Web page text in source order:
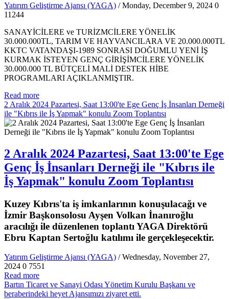
Yatırım Geliştirme Ajansı (YAGA) / Monday, December 9, 2024 0
11244
SANAYİCİLERE ve TURİZMCİLERE YÖNELİK
30.000.000TL, TARIM VE HAYVANCILARA VE 20.000.000TL
KKTC VATANDAŞI-1989 SONRASI DOĞUMLU YENİ İŞ
KURMAK İSTEYEN GENÇ GİRİŞİMCİLERE YÖNELİK
30.000.000 TL BÜTÇELİ MALİ DESTEK HİBE
PROGRAMLARI AÇIKLANMIŞTIR.
Read more
2 Aralık 2024 Pazartesi, Saat 13:00'te Ege Genç İş İnsanları Derneği
ile "Kıbrıs ile İş Yapmak" konulu Zoom Toplantısı
2 Aralık 2024 Pazartesi, Saat 13:00'te Ege
Genç İş İnsanları Derneği ile "Kıbrıs ile
İş Yapmak" konulu Zoom Toplantısı
Kuzey Kıbrıs'ta iş imkanlarının konuşulacağı ve
İzmir Başkonsolosu Ayşen Volkan İnanıroğlu
aracılığı ile düzenlenen toplantı YAGA Direktörü
Ebru Kaptan Sertoğlu katılımı ile gerçekleşecektir.
Yatırım Geliştirme Ajansı (YAGA) / Wednesday, November 27,
2024 0 7551
Read more
Bartın Ticaret ve Sanayi Odası Yönetim Kurulu Başkanı ve
beraberindeki heyet Ajansımızı ziyaret etti.